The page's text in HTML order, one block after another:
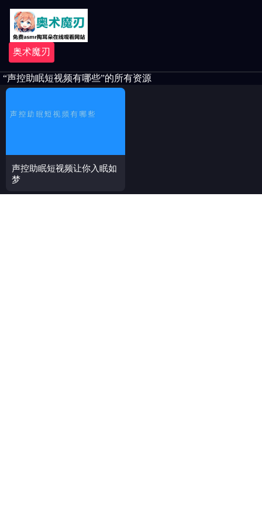
奥术魔刃
“声控助眠短视频有哪些”的所有资源
声控助眠短视频让你入眠如
梦